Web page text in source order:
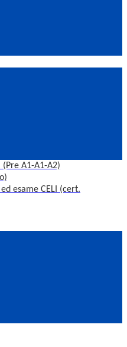
A1-A1-A2)
esame CELI (cert.